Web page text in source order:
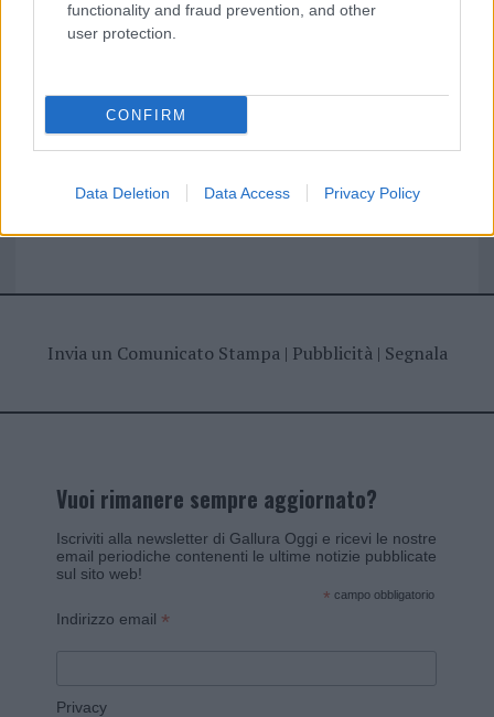
functionality and fraud prevention, and other
user protection.
CONFIRM
Data Deletion Data Access Privacy Policy
Giovannimaria Cabras
Invia un Comunicato Stampa| Pubblicità| Segnala
Vuoi rimanere sempre aggiornato?
Iscriviti alla newsletter di Gallura Oggi e ricevi le nostre
email periodiche contenenti le ultime notizie pubblicate
sul sito web!
* campo obbligatorio
Indirizzo email *
Privacy